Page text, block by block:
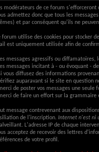
modérateurs de ce forum
admettez donc que tous les
et par conséquent qu'ils ne
forum utilise des cookies pour stocker
est uniquement utilisée afin de
messages agressifs ou
messages incitant à - ou évoquant -
vous diffusez des informations
auparavant si le site en question
de poster vos messages une seule
de faire un effort sur la grammaire
message contrevenant aux
de l'inscription.Internet n'est ni
L'adresse IP de chaque
acceptez de recevoir des lettres
de votre profil.